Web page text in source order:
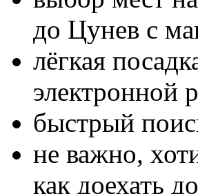
до Цунев с
лёгкая
электронной
быстрый
не важно,
как доехать